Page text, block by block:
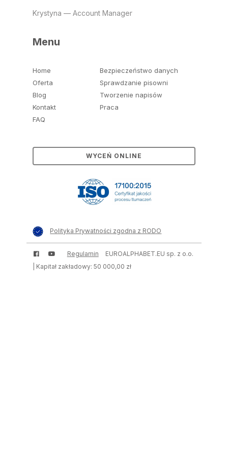
Krystyna — Account Manager
Menu
Home
Oferta
Blog
Kontakt
FAQ
Bezpieczeństwo danych
Sprawdzanie pisowni
Tworzenie napisów
Praca
WYCEŃ ONLINE
Polityka Prywatności zgodna z RODO
Regulamin
EUROALPHABET.EU sp. z o.o.
| Kapitał zakładowy: 50 000,00 zł